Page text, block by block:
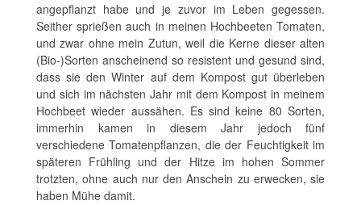
angepflanzt habe und je zuvor im Leben gegessen.
Seither sprießen auch in meinen Hochbeeten Tomaten,
und zwar ohne mein Zutun, weil die Kerne dieser alten
(Bio-)Sorten anscheinend so resistent und gesund sind,
dass sie den Winter auf dem Kompost gut überleben
und sich im nächsten Jahr mit dem Kompost in meinem
Hochbeet wieder aussähen. Es sind keine 80 Sorten,
immerhin kamen in diesem Jahr jedoch fünf
verschiedene Tomatenpflanzen, die der Feuchtigkeit im
späteren Frühling und der Hitze im hohen Sommer
trotzten, ohne auch nur den Anschein zu erwecken, sie
haben Mühe damit.